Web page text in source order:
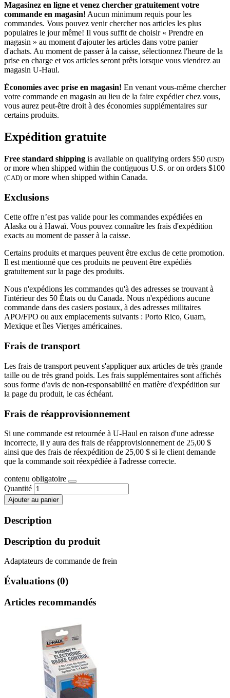
Magasinez en ligne et venez chercher gratuitement votre
commande en magasin! Aucun minimum requis pour les
commandes. Vous pouvez venir chercher nos articles les plus
populaires le jour même! Il vous suffit de choisir « Prendre en
magasin » au moment d'ajouter les articles dans votre panier
d'achats. Au moment de passer à la caisse, sélectionnez l'heure de la
prise en charge et vos articles seront prêts lorsque vous viendrez au
magasin U-Haul.
Économies avec prise en magasin! En venant vous-même chercher
votre commande en magasin au lieu de la faire expédier chez vous,
vous aurez peut-être droit à des économies supplémentaires sur
certains produits.
Expédition gratuite
Free standard shipping is available on qualifying orders $50 (USD)
or more when shipped within the contiguous U.S. or on orders $100
(CAD) or more when shipped within Canada.
Exclusions
Cette offre n’est pas valide pour les commandes expédiées en
Alaska ou à Hawaï. Vous pouvez connaître les frais d'expédition
exacts au moment de passer à la caisse.
Certains produits et marques peuvent être exclus de cette promotion.
Il est mentionné que ces produits ne peuvent être expédiés
gratuitement sur la page des produits.
Nous n'expédions les commandes qu'à des adresses se trouvant à
l'intérieur des 50 États ou du Canada. Nous n'expédions aucune
commande dans des casiers postaux, à des adresses militaires
APO/FPO ou aux emplacements suivants : Porto Rico, Guam,
Mexique et îles Vierges américaines.
Frais de transport
Les frais de transport peuvent s'appliquer aux articles de très grande
taille ou de très grand poids. Les frais supplémentaires sont affichés
sous forme d'avis de non-responsabilité en matière d'expédition sur
la page du produit, le cas échéant.
Frais de réapprovisionnement
Si une commande est retournée à U-Haul en raison d'une adresse
incorrecte, il y aura des frais de réapprovisionnement de 25,00 $
ainsi que des frais de réexpédition de 25,00 $ si le client demande
que la commande soit réexpédiée à l'adresse correcte.
contenu obligatoire
Quantité
Ajouter au panier
Description
Description du produit
Adaptateurs de commande de frein
Évaluations (0)
Articles recommandés